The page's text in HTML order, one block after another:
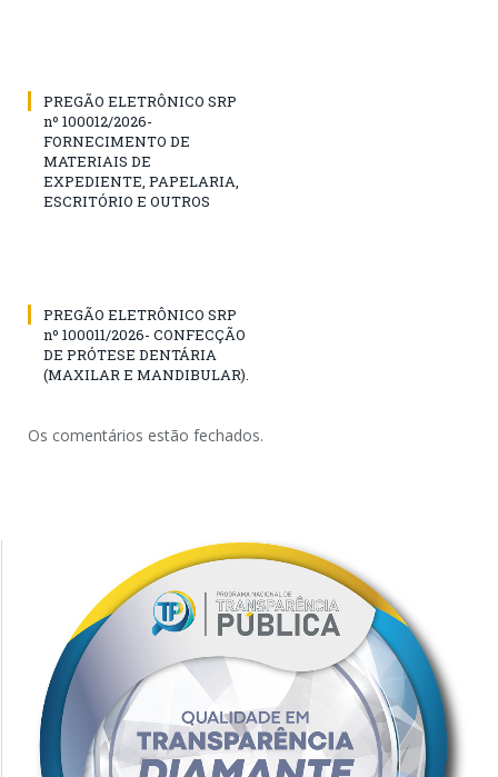
PREGÃO ELETRÔNICO SRP
nº 100012/2026-
FORNECIMENTO DE
MATERIAIS DE
EXPEDIENTE, PAPELARIA,
ESCRITÓRIO E OUTROS
PREGÃO ELETRÔNICO SRP
nº 100011/2026- CONFECÇÃO
DE PRÓTESE DENTÁRIA
(MAXILAR E MANDIBULAR).
Os comentários estão fechados.